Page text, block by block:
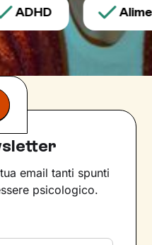
ADHD
email tanti spunti
psicologico.